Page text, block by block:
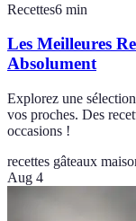
Recettes6 min
Les Meilleures
Absolument
Explorez une
vos proches. Des
occasions !
recettes gâteaux
Aug 4